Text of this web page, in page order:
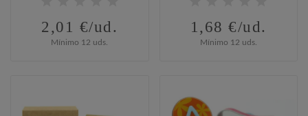
2,01 €/ud.
Mínimo 12 uds.
1,68 €/ud.
Mínimo 12 uds.